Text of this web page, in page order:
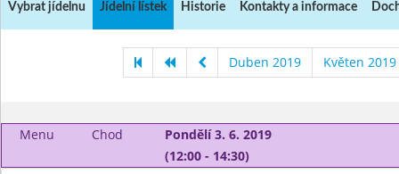
Vybrat jídelnu Jídelní lístek Historie Kontakty a informace
Duben 2019 Květen 2019
Menu Chod
Pondělí 3. 6. 2019
(12:00 - 14:30)